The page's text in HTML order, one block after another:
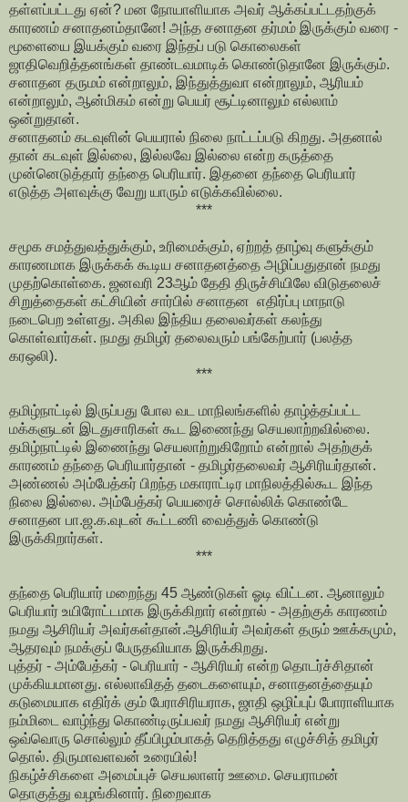
தள்ளப்பட்டது ஏன்? மன நோயாளியாக அவர் ஆக்கப்பட்டதற்குக்
காரணம் சனாதனம்தானே! அந்த சனாதன தர்மம் இருக்கும் வரை -
மூளையை இயக்கும் வரை இந்தப் படு கொலைகள்
ஜாதிவெறித்தனங்கள் தாண்டவமாடிக் கொண்டுதானே இருக்கும்.
சனாதன தருமம் என்றாலும், இந்துத்துவா என்றாலும், ஆரியம்
என்றாலும், ஆன்மிகம் என்று பெயர் சூட்டினாலும் எல்லாம்
ஒன்றுதான்.
சனாதனம் கடவுளின் பெயரால் நிலை நாட்டப்படு கிறது. அதனால்
தான் கடவுள் இல்லை, இல்லவே இல்லை என்ற கருத்தை
முன்னெடுத்தார் தந்தை பெரியார். இதனை தந்தை பெரியார்
எடுத்த அளவுக்கு வேறு யாரும் எடுக்கவில்லை.
***
சமூக சமத்துவத்துக்கும், உரிமைக்கும், ஏற்றத் தாழ்வு களுக்கும்
காரணமாக இருக்கக் கூடிய சனாதனத்தை அழிப்பதுதான் நமது
முதற்கொள்கை. ஜனவரி 23ஆம் தேதி திருச்சியிலே விடுதலைச்
சிறுத்தைகள் கட்சியின் சார்பில் சனாதன எதிர்ப்பு மாநாடு
நடைபெற உள்ளது. அகில இந்திய தலைவர்கள் கலந்து
கொள்வார்கள். நமது தமிழர் தலைவரும் பங்கேற்பார் (பலத்த
கரஒலி).
***
தமிழ்நாட்டில் இருப்பது போல வட மாநிலங்களில் தாழ்த்தப்பட்ட
மக்களுடன் இடதுசாரிகள் கூட இணைந்து செயலாற்றவில்லை.
தமிழ்நாட்டில் இணைந்து செயலாற்றுகிறோம் என்றால் அதற்குக்
காரணம் தந்தை பெரியார்தான் - தமிழர்தலைவர் ஆசிரியர்தான்.
அண்ணல் அம்பேத்கர் பிறந்த மகாராட்டிர மாநிலத்தில்கூட இந்த
நிலை இல்லை. அம்பேத்கர் பெயரைச் சொல்லிக் கொண்டே
சனாதன பா.ஜ.க.வுடன் கூட்டணி வைத்துக் கொண்டு
இருக்கிறார்கள்.
***
தந்தை பெரியார் மறைந்து 45 ஆண்டுகள் ஓடி விட்டன. ஆனாலும்
பெரியார் உயிரோட்டமாக இருக்கிறார் என்றால் - அதற்குக் காரணம்
நமது ஆசிரியர் அவர்கள்தான்.ஆசிரியர் அவர்கள் தரும் ஊக்கமும்,
ஆதரவும் நமக்குப் பேருதவியாக இருக்கிறது.
புத்தர் - அம்பேத்கர் - பெரியார் - ஆசிரியர் என்ற தொடர்ச்சிதான்
முக்கியமானது. எல்லாவிதத் தடைகளையும், சனாதனத்தையும்
கடுமையாக எதிர்க் கும் பேராசிரியராக, ஜாதி ஒழிப்புப் போராளியாக
நம்மிடை வாழ்ந்து கொண்டிருப்பவர் நமது ஆசிரியர் என்று
ஒவ்வொரு சொல்லும் தீப்பிழம்பாகத் தெறித்தது எழுச்சித் தமிழர்
தொல். திருமாவளவன் உரையில்!
நிகழ்ச்சிகளை அமைப்புச் செயலாளர் ஊமை. செயராமன்
தொகுத்து வழங்கினார். நிறைவாக